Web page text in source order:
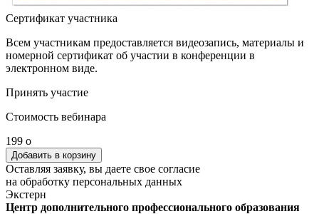
Сертификат участника
Всем участникам предоставляется видеозапись, материалы и
номерной сертификат об участии в конференции в
электронном виде.
Принять участие
Стоимость вебинара
199 o
Оставляя заявку, вы даете свое согласие
на обработку персональных данных
Экстерн
Центр дополнительного профессионального образования